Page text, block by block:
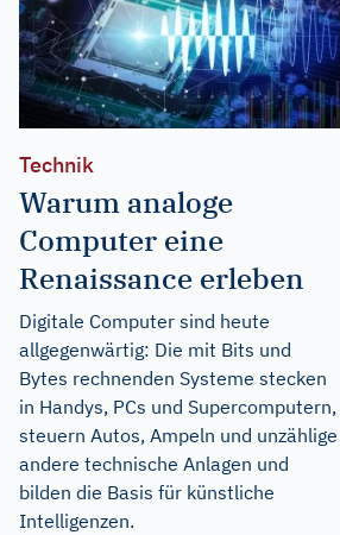
Technik
Warum analoge
Computer eine
Renaissance erleben
Digitale Computer sind heute
allgegenwärtig: Die mit Bits und
Bytes rechnenden Systeme stecken
in Handys, PCs und Supercomputern,
steuern Autos, Ampeln und unzählige
andere technische Anlagen und
bilden die Basis für künstliche
Intelligenzen.